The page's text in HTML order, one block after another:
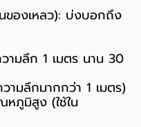
ของเหลว): บ่งบอกถึง
ามลึก 1 เมตร นาน 30
ามลึกมากกว่า 1 เมตร)
ภูมิสูง (ใช้ใน